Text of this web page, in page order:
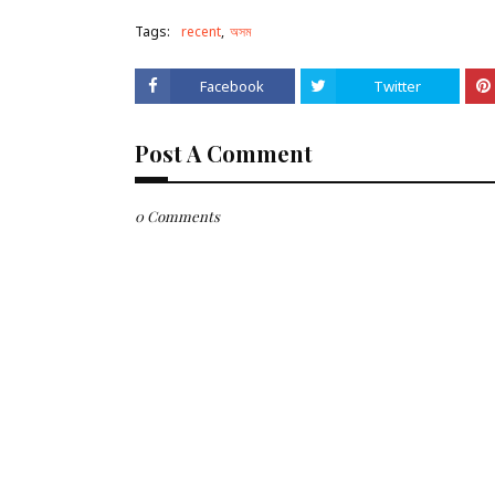
Tags: recent অসম
Facebook Twitter
Post A Comment
0 Comments